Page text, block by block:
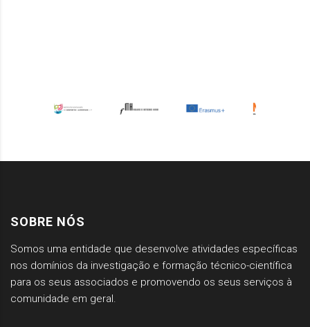
SOBRE NÓS
Somos uma entidade que desenvolve atividades específicas
nos domínios da investigação e formação técnico-científica
para os seus associados e promovendo os seus serviços à
comunidade em geral.